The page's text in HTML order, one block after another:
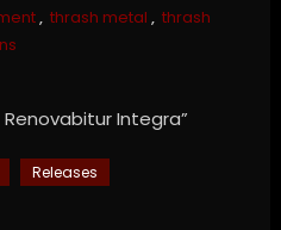
, thrash metal , thrash
Releases